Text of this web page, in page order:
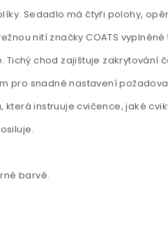
Sedadlo má čtyři polohy,
nití značky COATS vyplněné
chod zajištuje zakrytování
pro snadné nastavení
instruuje cvičence, jaké
barvě.